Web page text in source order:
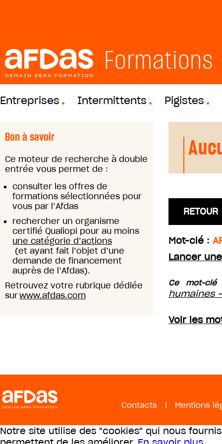
Formations
Entreprises Intermittents Pigistes
Bon à savoir
Ce moteur de recherche à double
entrée vous permet de :
consulter les offres de
formations sélectionnées pour
vous par l’Afdas
rechercher un organisme
certifié Qualiopi pour au moins
une catégorie d’actions
(et ayant fait l’objet d’une
demande de financement
auprès de l’Afdas).
Retrouvez votre rubrique dédiée
surwww.afdas.com
RETOUR
Mot-clé :
Lancer
Ce mot-
humaines
Voir les
Contacts | Mentions
Notre site utilise des "cookies" qui nous